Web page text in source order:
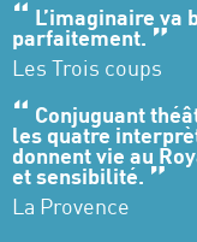
L’imaginaire va
parfaitement.
Les Trois coups
Conjuguant
les quatre
donnent vie au
et sensibilité.
La Provence